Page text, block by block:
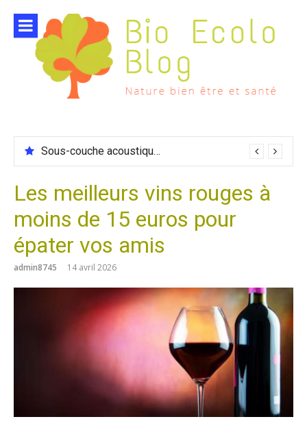
contenu
Sous-couche acoustique compatible chauffage sol
Les meilleurs vins rouges à
moins de 15 euros pour
épater vos amis
admin8745 14 avril 2026